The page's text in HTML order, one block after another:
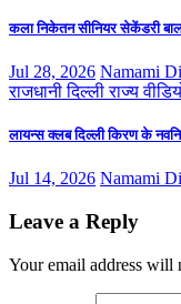
कला निकेतन सीनियर सेकेंडरी बाल
Jul 28, 2026 Namami
राजधानी दिल्लीराज्य
लायन्स क्लब दिल्ली किरण के
Jul 14, 2026 Namami
Leave a Reply
Your email address will